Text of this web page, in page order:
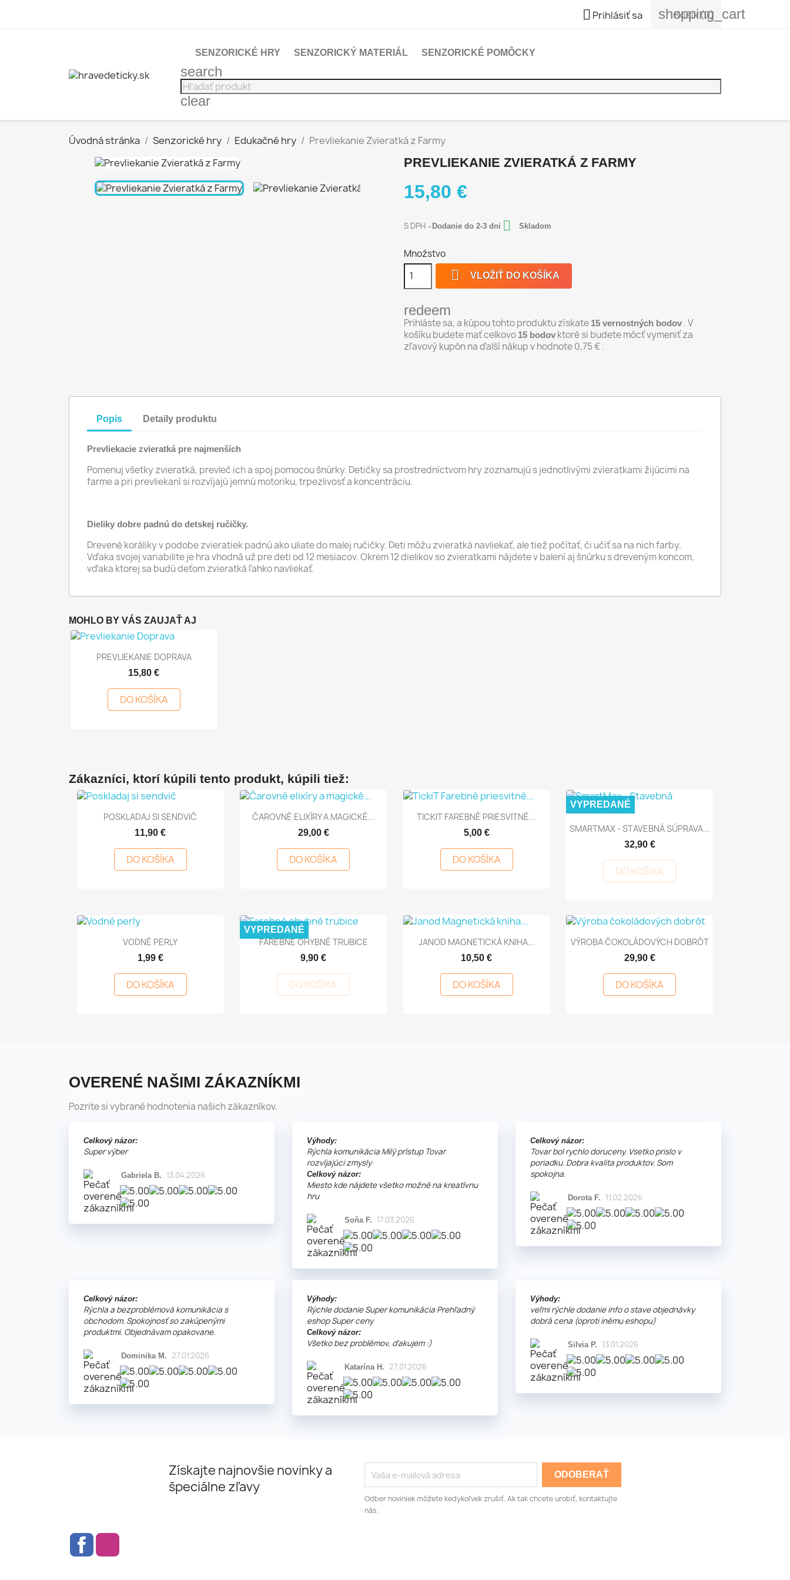
 Prihlásiť sa shopping_cart
Košík(0)
SENZORICKÉ HRY SENZORICKÝ MATERIÁL SENZORICKÉ POMÔCKY
search
clear
Úvodná stránka Senzorické hry Edukačné hry Prevliekanie Zvieratká z Farmy
PREVLIEKANIE ZVIERATKÁ Z FARMY
15,80 €
S DPH Dodanie do 2-3 dni  Skladom
Množstvo
 VLOŽIŤ DO KOŠÍKA
redeem
Prihláste sa, a kúpou tohto produktu získate 15 vernostných bodov . V
košíku budete mať celkovo 15 bodov ktoré si budete môcť vymeniť za
zľavový kupón na ďalší nákup v hodnote0,75 €.
Popis Detaily produktu
Prevliekacie zvieratká pre najmenších
Pomenuj všetky zvieratká, prevleč ich a spoj pomocou šnúrky. Detičky sa prostredníctvom hry zoznamujú s jednotlivými zvieratkami žijúcimi na
farme a pri prevliekaní si rozvíjajú jemnú motoriku, trpezlivosť a koncentráciu.
Dieliky dobre padnú do detskej ručičky.
Drevené koráliky v podobe zvieratiek padnú ako uliate do malej ručičky. Deti môžu zvieratká navliekať, ale tiež počítať, či učiť sa na nich farby.
Vďaka svojej variabilite je hra vhodná už pre deti od 12 mesiacov. Okrem 12 dielikov so zvieratkami nájdete v balení aj šnúrku s dreveným koncom,
vďaka ktorej sa budú deťom zvieratká ľahko navliekať.
MOHLO BY VÁS ZAUJAŤ AJ
 Rýchly náhľad
PREVLIEKANIE DOPRAVA
15,80 €
DO KOŠÍKA
Zákazníci, ktorí kúpili tento produkt, kúpili tiež:
 Rýchly náhľad
POSKLADAJ SI SENDVIČ
11,90 €
DO KOŠÍKA
 Rýchly náhľad
ČAROVNÉ ELIXÍRY A MAGICKÉ...
29,00 €
DO KOŠÍKA
 Rýchly náhľad
TICKIT FAREBNÉ PRIESVITNÉ...
5,00 €
DO KOŠÍKA
 Rýchly náhľad
SMARTMAX - STAVEBNÁ SÚPRAVA...
32,90 €
DO KOŠÍKA
VYPREDANÉ
Rýchly náhľad
VODNÉ PERLY
1,99 €
DO KOŠÍKA
 Rýchly náhľad
FAREBNÉ OHYBNÉ TRUBICE
9,90 €
DO KOŠÍKA
VYPREDANÉ
 Rýchly náhľad
JANOD MAGNETICKÁ KNIHA...
10,50 €
DO KOŠÍKA
 Rýchly náhľad
VÝROBA ČOKOLÁDOVÝCH DOBRÔT
29,90 €
DO KOŠÍKA
OVERENÉ NAŠIMI ZÁKAZNÍKMI
Pozrite si vybrané hodnotenia našich zákazníkov.
Celkový názor:
Super výber
Gabriela B. 13.04.2026
Výhody:
Rýchla komunikácia Milý prístup Tovar
rozvíjajúci zmysly
Celkový názor:
Miesto kde nájdete všetko možné na kreatívnu
hru
Soňa F. 17.03.2026
Celkový názor:
Tovar bol rychlo doruceny. Vsetko prislo v
poriadku. Dobra kvalita produktov. Som
spokojna.
Dorota F. 11.02.2026
Celkový názor:
Rýchla a bezproblémová komunikácia s
obchodom. Spokojnosť so zakúpenými
produktmi. Objednávam opakovane.
Dominika M. 27.01.2026
Výhody:
Rýchle dodanie Super komunikácia Prehľadný
eshop Super ceny
Celkový názor:
Všetko bez problémov, ďakujem :)
Katarína H. 27.01.2026
Výhody:
veľmi rýchle dodanie info o stave objednávky
dobrá cena (oproti inému eshopu)
Silvia P. 13.01.2026
Získajte najnovšie novinky a
špeciálne zľavy
Odber noviniek môžete kedykoľvek zrušiť. Ak tak chcete urobiť, kontaktujte
nás.
Facebook